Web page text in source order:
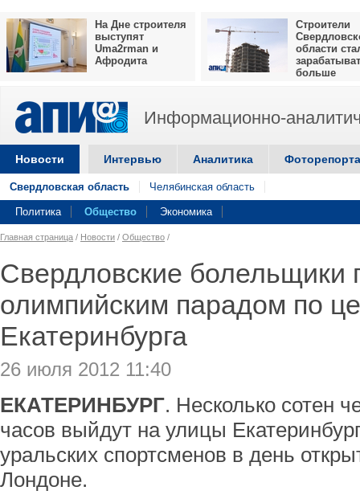
На Дне строителя
выступят
Uma2rman и
Афродита
Строители
области
больше
Информационно-
Новости Интервью Аналитика
Свердловская область Челябинская область
Политика Общество Экономика
Главная страница / Новости / Общество /
Свердловские болельщики
олимпийским парадом по
Екатеринбурга
26 июля 2012 11:40
ЕКАТЕРИНБУРГ. Несколько сотен
часов выйдут на улицы
уральских спортсменов в день
Лондоне.